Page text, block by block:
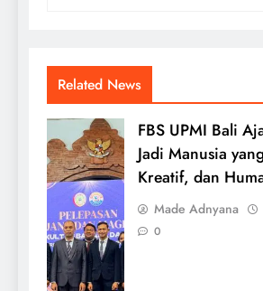
Related News
FBS UPMI Bali
Jadi Manusia
Kreatif, dan
Made Adnyana
0